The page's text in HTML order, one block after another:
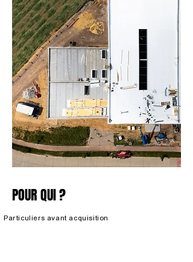
POUR QUI ?
Particuliers avant acquisition